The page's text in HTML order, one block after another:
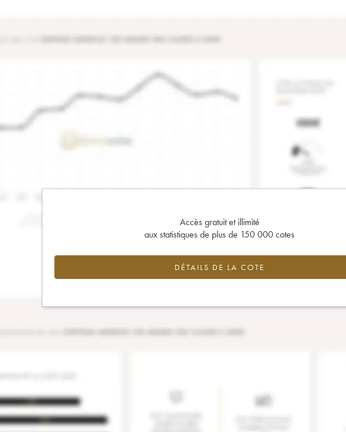
Accès gratuit et illimité
aux statistiques de plus de 150 000 cotes
DÉTAILS DE LA COTE